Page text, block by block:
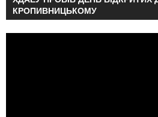
КРОПИВНИЦЬКОМУ